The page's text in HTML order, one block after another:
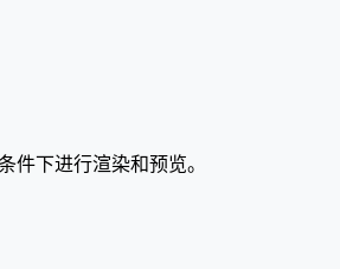
件下进行渲染和预览。